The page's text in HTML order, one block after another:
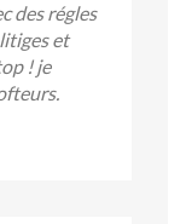
des régles
et
! je